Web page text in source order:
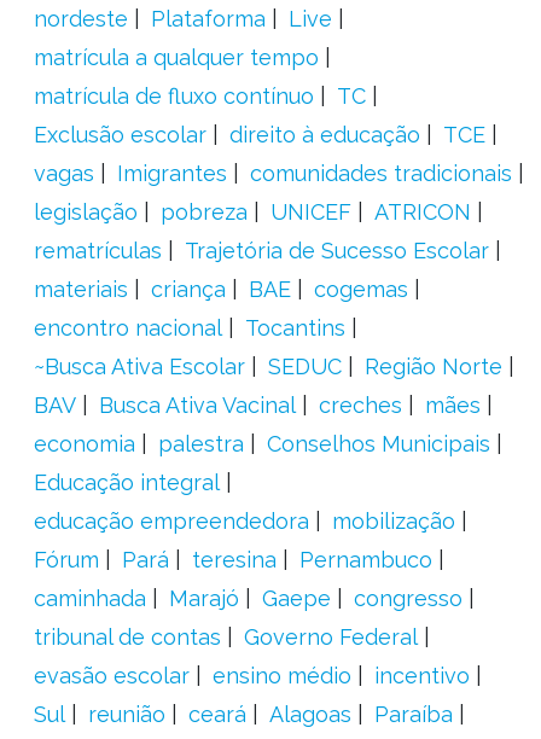
nordeste
Plataforma
Live
matrícula a qualquer tempo
matrícula de fluxo contínuo
TC
Exclusão escolar
direito à educação
TCE
vagas
Imigrantes
comunidades tradicionais
legislação
pobreza UNICEF
ATRICON
rematrículas
Trajetória de Sucesso Escolar
materiais
criança BAE
cogemas
encontro nacional
Tocantins
~Busca Ativa Escolar
SEDUC
Região Norte
BAV
Busca Ativa Vacinal creches
mães
economia
palestra
Conselhos Municipais
Educação integral
educação empreendedora
mobilização
Fórum
Pará teresina
Pernambuco
caminhada
Marajó Gaepe
congresso
tribunal de contas
Governo Federal
evasão escolar
ensino médio
incentivo
Sul
reunião ceará Alagoas
Paraíba